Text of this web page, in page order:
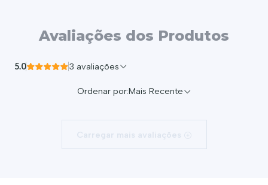
Avaliações dos Produtos
5.0 3 avaliações
Ordenar por:Mais Recente
Carregar mais avaliações